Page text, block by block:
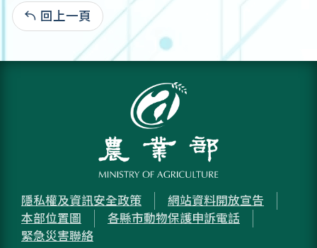
回上一頁
隱私權及資訊安全政策
網站資料開放宣告
本部位置圖
各縣市動物保護申訴電話
緊急災害聯絡